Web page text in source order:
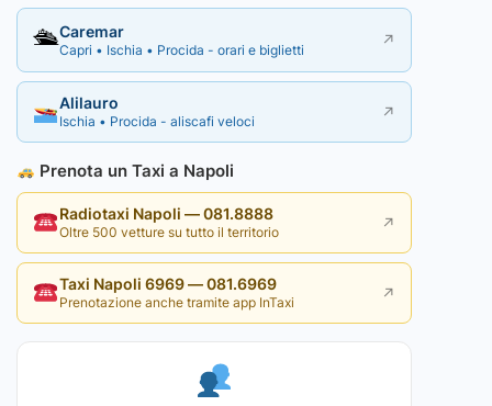
🛳Caremar
Capri • Ischia • Procida - orari e biglietti ↗
Alilauro
Ischia • Procida - aliscafi veloci ↗
Prenota un Taxi a Napoli
Radiotaxi Napoli — 081.8888
Oltre 500 vetture su tutto il territorio ↗
Taxi Napoli 6969 — 081.6969
Prenotazione anche tramite app InTaxi ↗